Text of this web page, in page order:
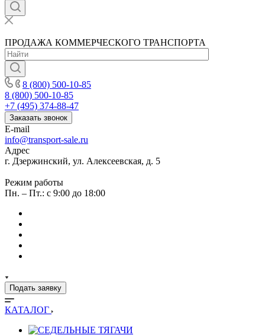
ПРОДАЖА КОММЕРЧЕСКОГО ТРАНСПОРТА
8 (800) 500-10-85
8 (800) 500-10-85
+7 (495) 374-88-47
Заказать звонок
E-mail
info@transport-sale.ru
Адрес
г. Дзержинский, ул. Алексеевская, д. 5
Режим работы
Пн. – Пт.: с 9:00 до 18:00
Подать заявку
КАТАЛОГ